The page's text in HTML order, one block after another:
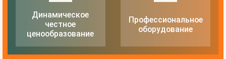
Динамическое
честное
ценообразование
Профессиональное
оборудование